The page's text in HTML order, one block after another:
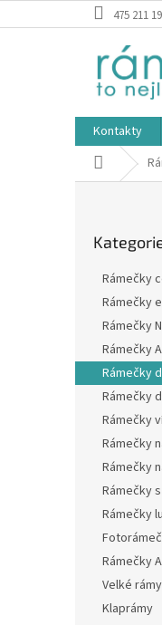
na
475 211
Kontakty
Domů
a
kategorie
Rámečky
Rámečky
Rámečky
Rámečky
Rámečky
Rámečky
Rámečky
Rámečky
Rámečky
Rámečky
Rámečky
Rámečky
Velké rámy
Klaprámy